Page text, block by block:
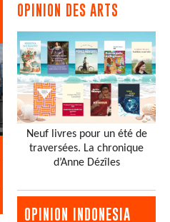
OPINION DES ARTS
Neuf livres pour un été de
traversées. La chronique
d’Anne Dézîles
OPINION INDONESIA